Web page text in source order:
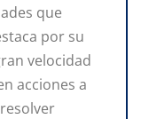
que
por su
velocidad
acciones a